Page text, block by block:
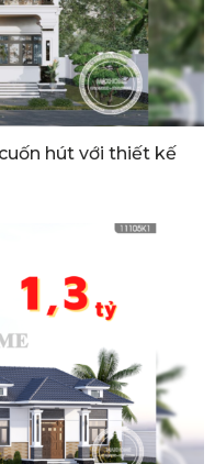
hút với thiết kế